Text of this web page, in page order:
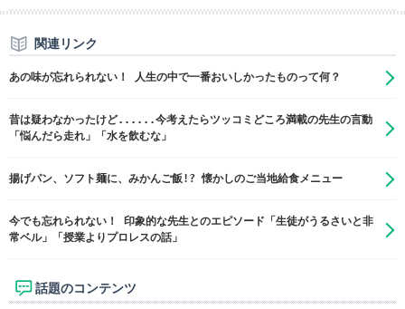
関連リンク
あの味が忘れられない！ 人生の中で一番おいしかったものって何？
昔は疑わなかったけど......今考えたらツッコミどころ満載の先生の言動
「悩んだら走れ」「水を飲むな」
揚げパン、ソフト麺に、みかんご飯!? 懐かしのご当地給食メニュー
今でも忘れられない！ 印象的な先生とのエピソード「生徒がうるさいと非
常ベル」「授業よりプロレスの話」
話題のコンテンツ